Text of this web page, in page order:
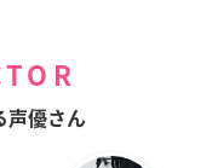
声優さん